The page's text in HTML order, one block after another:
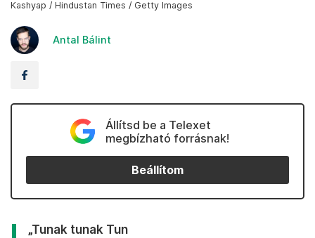
Kashyap / Hindustan Times / Getty Images
Antal Bálint
Állítsd be a Telexet
megbízható forrásnak!
Beállítom
„Tunak tunak Tun